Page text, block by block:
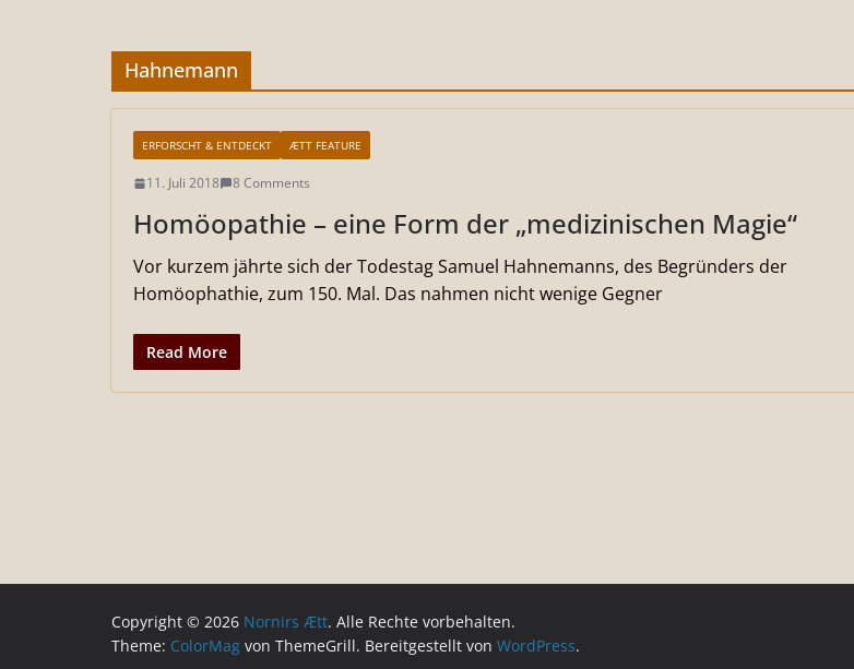
Hahnemann
ERFORSCHT & ENTDECKT ÆTT FEATURE
11. Juli 2018 8 Comments
Homöopathie – eine Form der „medizinischen Magie“
Vor kurzem jährte sich der Todestag Samuel Hahnemanns, des Begründers der
Homöophathie, zum 150. Mal. Das nahmen nicht wenige Gegner
Read More
Copyright © 2026 Nornirs Ætt. Alle Rechte vorbehalten.
Theme: ColorMag von ThemeGrill. Bereitgestellt von WordPress.